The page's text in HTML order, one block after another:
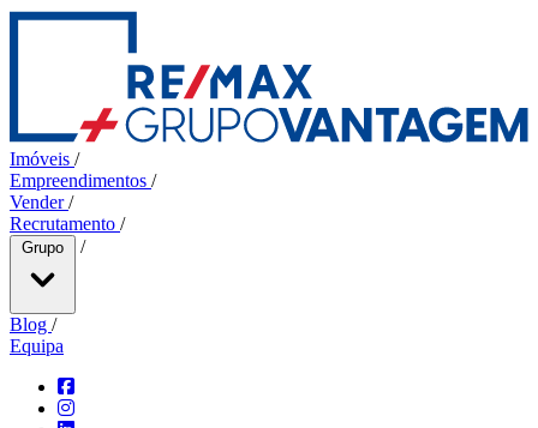
Imóveis /
Empreendimentos /
Vender/
Recrutamento /
Grupo /
Blog /
Equipa